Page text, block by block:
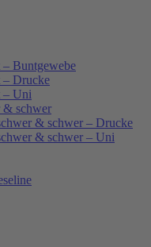
Buntgewebe
– Drucke
– Uni
& schwer
& schwer – Drucke
& schwer – Uni